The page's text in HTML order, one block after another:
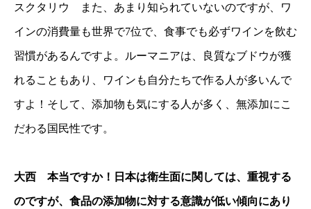
スクタリウ また、あまり知られていないのですが、ワ
インの消費量も世界で7位で、食事でも必ずワインを飲む
習慣があるんですよ。ルーマニアは、良質なブドウが獲
れることもあり、ワインも自分たちで作る人が多いんで
すよ！そして、添加物も気にする人が多く、無添加にこ
だわる国民性です。
大西 本当ですか！日本は衛生面に関しては、重視する
のですが、食品の添加物に対する意識が低い傾向にあり